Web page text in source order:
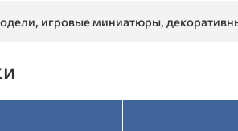
игровые миниатюры,